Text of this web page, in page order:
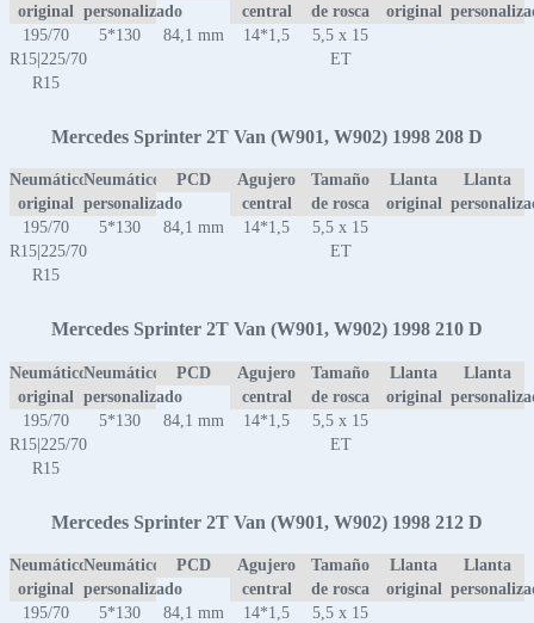
original
personalizado
central
de rosca
original
195/70
R15|225/70
R15
5*130 84,1 mm 14*1,5
5,5 x 15
ET
Mercedes Sprinter 2T Van (W901, W902) 1998 208 D
Neumático
original
Neumático
personalizado
PCD
Agujero
central
Tamaño
de rosca
Llanta
original
Llanta
195/70
R15|225/70
R15
5*130 84,1 mm 14*1,5
5,5 x 15
ET
Mercedes Sprinter 2T Van (W901, W902) 1998 210 D
Neumático
original
Neumático
personalizado
PCD
Agujero
central
Tamaño
de rosca
Llanta
original
Llanta
195/70
R15|225/70
R15
5*130 84,1 mm 14*1,5
5,5 x 15
ET
Mercedes Sprinter 2T Van (W901, W902) 1998 212 D
Neumático
original
Neumático
personalizado
PCD
Agujero
central
Tamaño
de rosca
Llanta
original
Llanta
195/70
5*130 84,1 mm 14*1,5
5,5 x 15